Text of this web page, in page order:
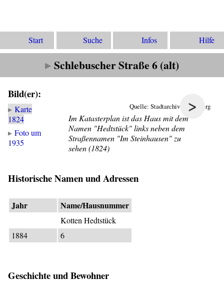
Start Suche Infos Hilfe
Schlebuscher Straße 6 (alt)
Bild(er):
Karte
1824
Foto um
1935
>
Quelle: Stadtarchiv Gevelsberg
Im Katasterplan ist das Haus mit dem
Namen "Hedtstück" links neben dem
Straßennamen "Im Steinhausen" zu
sehen (1824)
Historische Namen und Adressen
Jahr Name/Hausnummer
Kotten Hedtstück
1884
6
Geschichte und Bewohner